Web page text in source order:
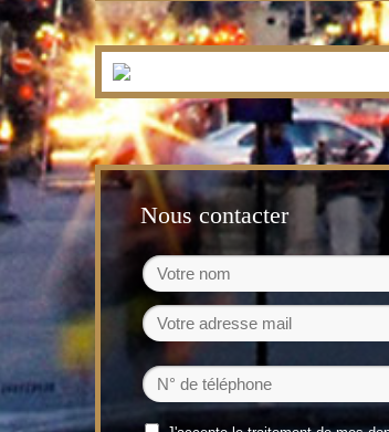
Nous contacter